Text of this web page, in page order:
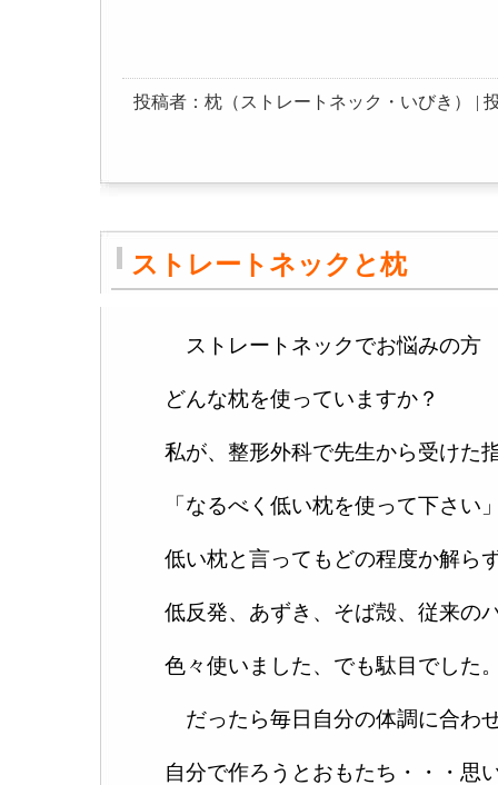
投稿者：枕（ストレートネック・いびき） |
ストレートネックと枕
ストレートネックでお悩みの方
どんな枕を使っていますか？
私が、整形外科で先生から受けた
「なるべく低い枕を使って下さい
低い枕と言ってもどの程度か解ら
低反発、あずき、そば殻、従来の
色々使いました、でも駄目でした
だったら毎日自分の体調に合わせ
自分で作ろうとおもたち・・・思